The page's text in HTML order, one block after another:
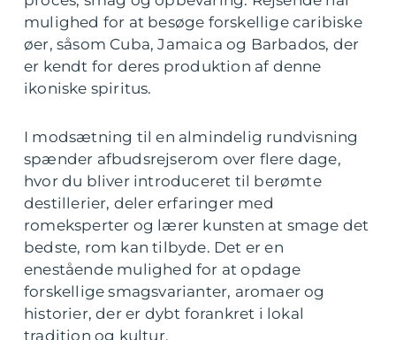
mulighed for at besøge forskellige caribiske
øer, såsom Cuba, Jamaica og Barbados, der
er kendt for deres produktion af denne
ikoniske spiritus.
I modsætning til en almindelig rundvisning
spænder afbudsrejserom over flere dage,
hvor du bliver introduceret til berømte
destillerier, deler erfaringer med
romeksperter og lærer kunsten at smage det
bedste, rom kan tilbyde. Det er en
enestående mulighed for at opdage
forskellige smagsvarianter, aromaer og
historier, der er dybt forankret i lokal
tradition og kultur.